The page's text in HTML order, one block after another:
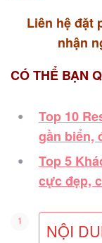
Liên hệ đặt
nhận
CÓ THỂ BẠN
Top 10
gần biển,
Top 5
cực đẹp,
NỘI